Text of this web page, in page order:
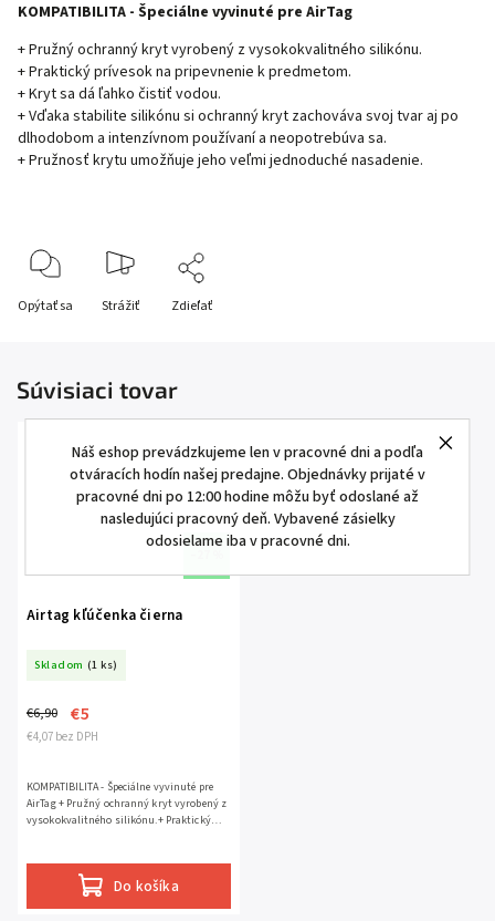
Náš eshop prevádzkujeme len v pracovné dni a podľa
otváracích hodín našej predajne. Objednávky prijaté v
pracovné dni po 12:00 hodine môžu byť odoslané až
nasledujúci pracovný deň. Vybavené zásielky
odosielame iba v pracovné dni.
KOMPATIBILITA - Špeciálne vyvinuté pre AirTag
+ Pružný ochranný kryt vyrobený z vysokokvalitného silikónu.
+ Praktický prívesok na pripevnenie k predmetom.
+ Kryt sa dá ľahko čistiť vodou.
+ Vďaka stabilite silikónu si ochranný kryt zachováva svoj tvar aj po
dlhodobom a intenzívnom používaní a neopotrebúva sa.
+ Pružnosť krytu umožňuje jeho veľmi jednoduché nasadenie.
Opýtať sa Strážiť Zdieľať
Súvisiaci tovar
Airtag kľúčenka čierna
Skladom (1 ks)
€4,07 bez DPH
€6,90 €5
Do košíka
KOMPATIBILITA - Špeciálne vyvinuté pre
AirTag + Pružný ochranný kryt vyrobený z
vysokokvalitného silikónu.+ Praktický